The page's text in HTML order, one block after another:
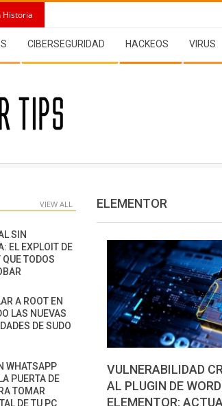
Historia
CIBERSEGURIDAD HACKEOS VIRUS
ELEMENTOR
VULNERABILIDAD
AL PLUGIN DE
ELEMENTOR:
VIEW ALL
SIN
EL EXPLOIT DE
TODOS
A ROOT EN
LAS NUEVAS
DE SUDO
WHATSAPP
PUERTA DE
TOMAR
DE TU PC